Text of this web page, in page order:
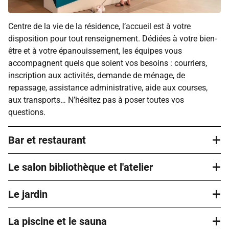
Centre de la vie de la résidence, l’accueil est à votre
disposition pour tout renseignement. Dédiées à votre bien-
être et à votre épanouissement, les équipes vous
accompagnent quels que soient vos besoins : courriers,
inscription aux activités, demande de ménage, de
repassage, assistance administrative, aide aux courses,
aux transports… N’hésitez pas à poser toutes vos
questions.
Bar et restaurant +
Le bar permet de partager un moment de détente
accompagné d’un café le matin ou après le déjeuner,
autour d’un verre le midi ou en fin de journée avec vos
Domitys facilite le quotidien en proposant une cuisine
Le salon bibliothèque et l'atelier +
Des lieux où chacun prend plaisir à venir, même seul. Vous
pouvez par exemple vous y rendre pour lire un bon roman,
participer à des animations collectives.
Le jardin +
Si vous aimez prendre l’air, vous apprécierez vous
La piscine et le sauna +